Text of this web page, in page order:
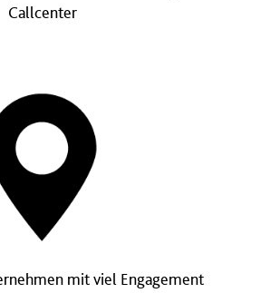
Callcenter
mit viel Engagement